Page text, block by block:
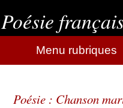
Poésie
Menu rubriques
Poésie : Chanson